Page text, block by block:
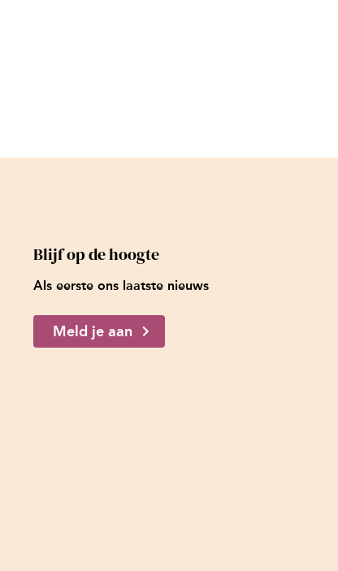
Blijf op de hoogte
Als eerste ons laatste nieuws
Meld je aan